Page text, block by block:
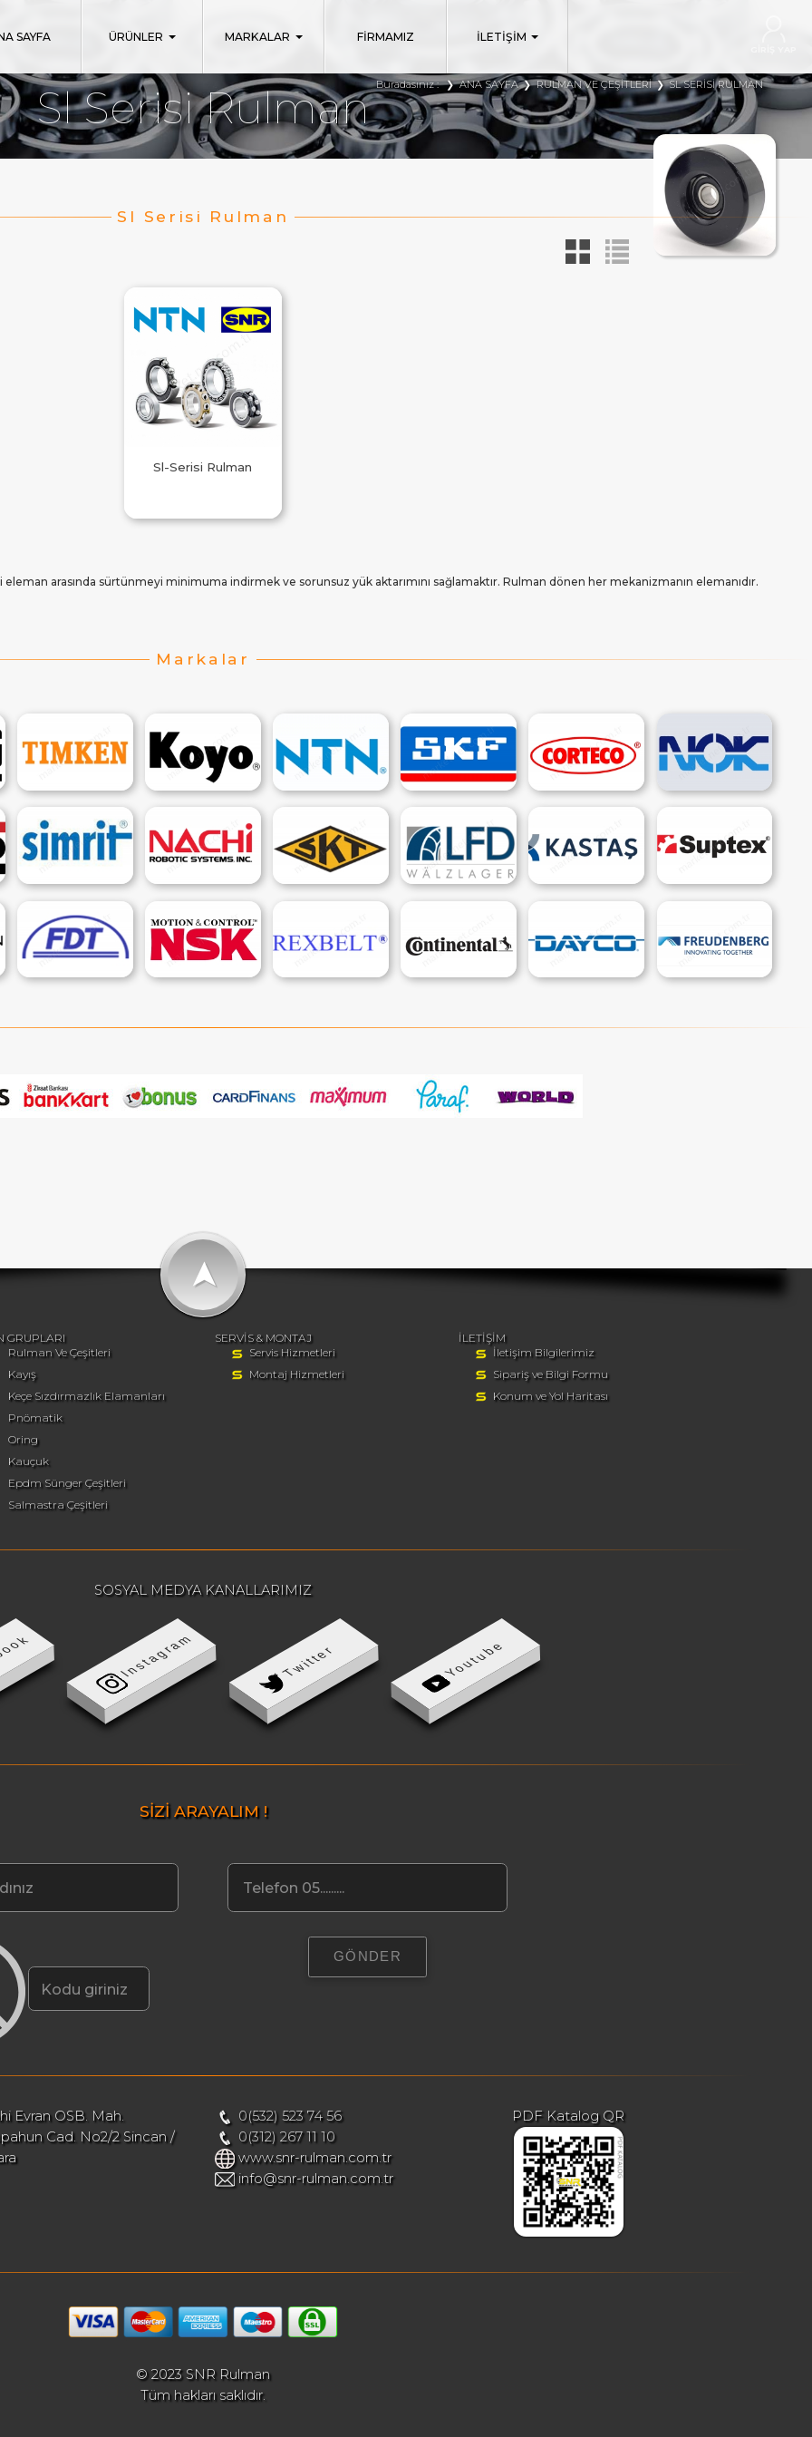
SAYFA ÜRÜNLER MARKALAR FİRMAMIZ İLETİŞİM
Buradasınız : SL SERISI RULMAN
RULMAN VE ÇEŞITLERI
ANA SAYFA
Sl Serisi Rulman
Sl-Serisi Rulman
arasında sürtünmeyi minimuma indirmek ve sorunsuz yük aktarımını sağlamaktır. Rulman dönen her mekanizmanın elemanıdır.
➤
GRUPLARI
Rulman Ve Çeşitleri
Kayış
Keçe Sızdırmazlık Elamanları
Pnömatik
Oring
Kauçuk
Epdm Sünger Çeşitleri
Salmastra Çeşitleri
SERVİS & MONTAJ
Servis Hizmetleri
Montaj Hizmetleri
İLETİŞİM
İletişim Bilgilerimiz
Sipariş ve Bilgi Formu
Konum ve Yol Haritası
SOSYAL MEDYA KANALLARIMIZ
Instagram Twitter Youtube
SİZİ ARAYALIM !
Evran OSB. Mah.
Cad. No2/2 Sincan /
0(532) 523 74 56
0(312) 267 11 10
www.snr-rulman.com.tr
info@snr-rulman.com.tr
PDF Katalog QR
© 2023 SNR Rulman
Tüm hakları saklıdır.